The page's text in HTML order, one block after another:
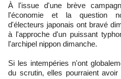
À l'issue d'une brève
l'économie et la question
d'électeurs japonais ont bravé
à l'approche d'un puissant
l'archipel nippon dimanche.
Si les intempéries n'ont
du scrutin, elles pourraient